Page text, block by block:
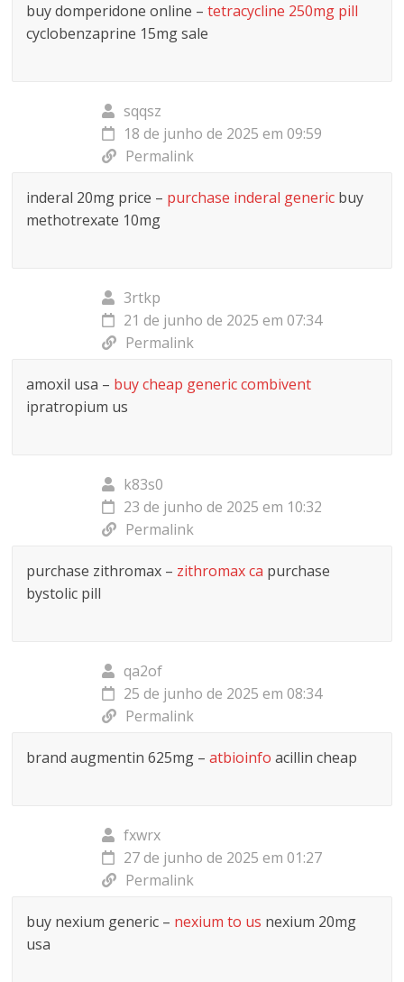
buy domperidone online –tetracycline 250mg pill
cyclobenzaprine 15mg sale
sqqsz
18 de junho de 2025 em 09:59
Permalink
inderal 20mg price – purchase inderal generic buy
methotrexate 10mg
3rtkp
21 de junho de 2025 em 07:34
Permalink
amoxil usa – buy cheap generic combivent
ipratropium us
k83s0
23 de junho de 2025 em 10:32
Permalink
purchase zithromax – zithromax ca purchase
bystolic pill
qa2of
25 de junho de 2025 em 08:34
Permalink
brand augmentin 625mg –atbioinfo acillin cheap
fxwrx
27 de junho de 2025 em 01:27
Permalink
buy nexium generic – nexium to us nexium 20mg
usa